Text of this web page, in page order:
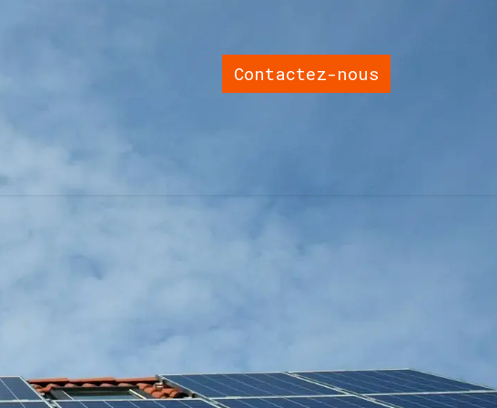
Contactez-nous
Nos panneaux solaires